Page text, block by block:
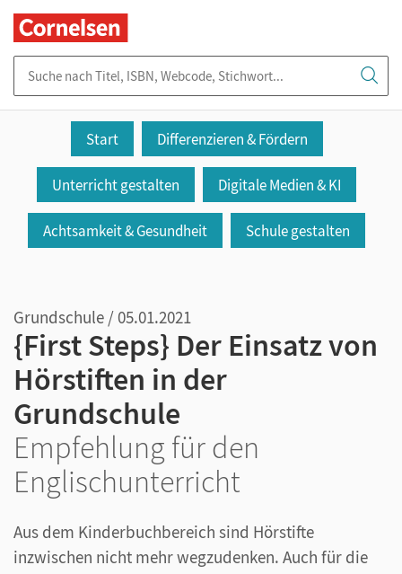
Start Differenzieren & Fördern
Unterricht gestalten Digitale Medien & KI
Achtsamkeit & Gesundheit Schule gestalten
Grundschule / 05.01.2021
{First Steps} Der Einsatz von
Hörstiften in der
Grundschule
Empfehlung für den
Englischunterricht
Aus dem Kinderbuchbereich sind Hörstifte
inzwischen nicht mehr wegzudenken. Auch für die